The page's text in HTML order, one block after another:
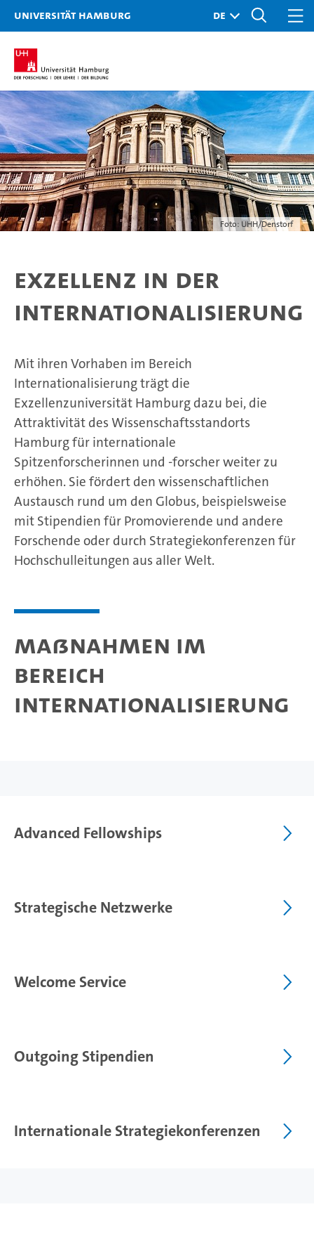
Universität Hamburg
Foto: UHH/Denstorf
Exzellenz in der
Internationalisierung
Mit ihren Vorhaben im Bereich
Internationalisierung trägt die
Exzellenzuniversität Hamburg dazu bei, die
Attraktivität des Wissenschaftsstandorts
Hamburg für internationale
Spitzenforscherinnen und -forscher weiter zu
erhöhen. Sie fördert den wissenschaftlichen
Austausch rund um den Globus, beispielsweise
mit Stipendien für Promovierende und andere
Forschende oder durch Strategiekonferenzen für
Hochschulleitungen aus aller Welt.
Maßnahmen im
Bereich
Internationalisierung
Advanced Fellowships
Strategische Netzwerke
Welcome Service
Outgoing Stipendien
Internationale Strategiekonferenzen